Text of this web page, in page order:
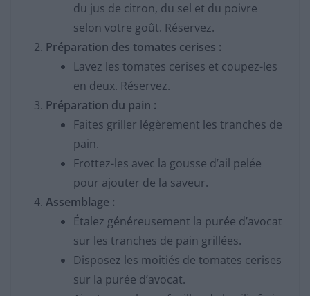
du jus de citron, du sel et du poivre
selon votre goût. Réservez.
Préparation des tomates cerises :
Lavez les tomates cerises et coupez-les
en deux. Réservez.
Préparation du pain :
Faites griller légèrement les tranches de
pain.
Frottez-les avec la gousse d’ail pelée
pour ajouter de la saveur.
Assemblage :
Étalez généreusement la purée d’avocat
sur les tranches de pain grillées.
Disposez les moitiés de tomates cerises
sur la purée d’avocat.